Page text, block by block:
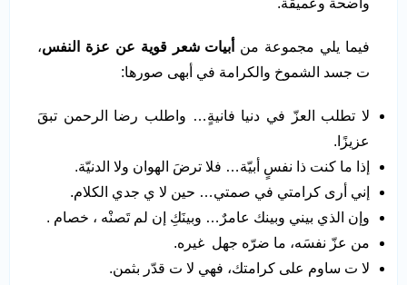
واضحة وعميقة.
فيما يلي مجموعة من أبيات شعر قوية عن عزة النفس،
ت جسد الشموخ والكرامة في أبهى صورها:
لا تطلب العزّ في دنيا فانيةٍ… واطلب رضا الرحمن تبقَ
عزيزًا.
إذا ما كنت ذا نفسٍ أبيّة… فلا ترضَ الهوان ولا الدنيّة.
إني أرى كرامتي في صمتي… حين لا ي جدي الكلام.
وإن الذي بيني وبينك عامرٌ… وبينَكِ إن لم تَصنْه ، خصام .
من عزّ نفسَه، ما ضرّه جهل غيره.
لا ت ساوم على كرامتك، فهي لا ت قدّر بثمن.